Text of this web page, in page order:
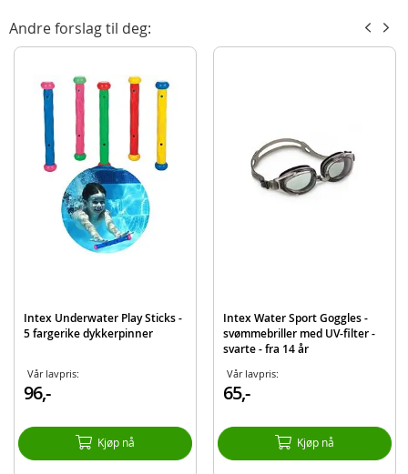
Farge: svart og hvit
Latexfri
Uv-filter og duggfrie glass
Alder: fra 14 år
Produktdetaljer 55685NP med hvit
6941057403311
Andre forslag til deg:
Intex Underwater Play Sticks -
5 fargerike dykkerpinner
Vår lavpris:
96,-
Kjøp nå
Intex Water Sport Goggles -
svømmebriller med UV-filter -
svarte - fra 14 år
Vår lavpris:
65,-
Kjøp nå